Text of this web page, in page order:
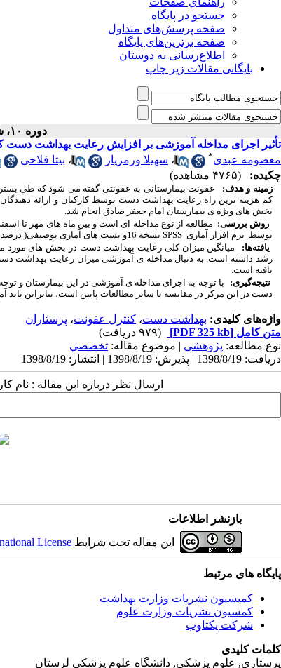
جستجو در پایگاه
صفحه پرسش‌های متداول
صفحه برترین‌های پایگاه
اطلاع‌رسانی به دوستان
بایگانی مقالات زیر چاپ
دوره ۱۰، شماره ۱ - ( ۶-۱۳۹۸ )
تأثیر اجرای مداخله آموزشی بر افزایش رعایت بهداشت دست
معصومه عبدی* ، سهیلا ورمزیار ، بیتا فلاحی
چکیده:
(۴۷۶۵ مشاهده)
زمینه و هدف:
کم هزینه ترین راه رعایت بهداشت دست توسط کارکنان و ارائه
بخش های ویژه ی بیمارستان امام جعفر صادق انجام شد.
روش بررسی:
توسط نرم افزار آماری SPSS نسخه 16و تست های آماری توصیفی( درصد، فراوانی و میانگین) و تحلیلی( کای اسکوار) مورد تجزیه و تحلیل قرار گرفت.
یافته‌ها:
رشد داشته است. به دنبال مداخله ی آموزشی میزان رعایت بهداشت
یافته است.
نتیجه‌گیری:
با توجه به اجرای مداخله ی آموزشی در این بیمارستان و
دست در این مرکز در مقایسه با سایر مطالعات پایین است، بنابراین
واژه‌های کلیدی: بهداشت دست، کنترل عفونت، پرستاران
متن کامل [PDF 325 kb]
(۹۷۹ دریافت)
نوع مطالعه: پژوهشي | موضوع مقاله: تخصصي
دریافت: 1398/8/19 | پذیرش: 1398/8/19 | انتشار: 1398/8/19
ارسال نظر درباره این مقاله : نام
بازنشر اطلاعات
این مقاله تحت شرایط License
پایگاه های مرتبط
کمیسیون نشریات وزارت بهداشت
کمسیون نشریات وزارت علوم
شرکت یکتاوب
کلمات کلیدی
پرستاری, علوم پزشکی, دانشگاه علوم پزشکی لرستان